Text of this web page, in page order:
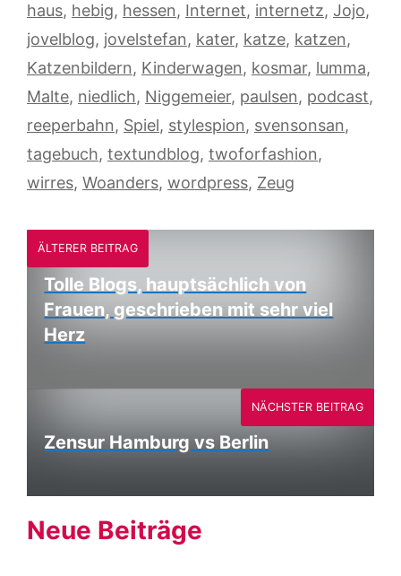
haus, hebig, hessen, Internet, internetz, Jojo,
jovelblog, jovelstefan, kater, katze, katzen,
Katzenbildern, Kinderwagen, kosmar, lumma,
Malte, niedlich, Niggemeier, paulsen, podcast,
reeperbahn, Spiel, stylespion, svensonsan,
tagebuch, textundblog, twoforfashion,
wirres, Woanders, wordpress, Zeug
ÄLTERER BEITRAG
Tolle Blogs, hauptsächlich von
Frauen, geschrieben mit sehr viel
Herz
Zensur Hamburg vs Berlin
NÄCHSTER BEITRAG
Neue Beiträge